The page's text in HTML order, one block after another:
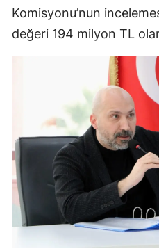
Komisyonu’nun
değeri 194 milyon TL